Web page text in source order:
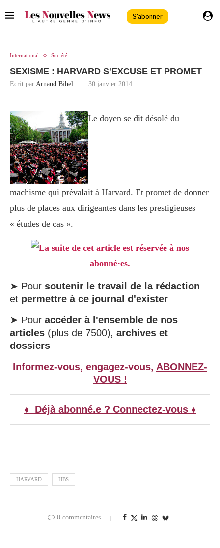
S'abonner
International Société
SEXISME : HARVARD S’EXCUSE ET PROMET
Ecrit par Arnaud Bihel 30 janvier 2014
Le doyen se dit désolé du
machisme qui prévalait à Harvard. Et promet de donner
plus de places aux dirigeantes dans les prestigieuses
« études de cas ».
La suite de cet article est réservée à nos
abonné·es.
➤ Pour soutenir le travail de la rédaction
et permettre à ce journal d'exister
➤ Pour accéder à l'ensemble de nos
articles (plus de 7500), archives et
dossiers
Informez-vous, engagez-vous, ABONNEZ-
VOUS !
♦ Déjà abonné.e ? Connectez-vous ♦
HARVARD HBS
0 commentaires